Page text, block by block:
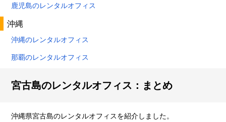
鹿児島のレンタルオフィス
沖縄
沖縄のレンタルオフィス
那覇のレンタルオフィス
宮古島のレンタルオフィス：まとめ
沖縄県宮古島のレンタルオフィスを紹介しました。